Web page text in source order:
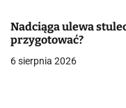
i
s
Nadciąga ulewa
przygotować?
6 sierpnia 2026